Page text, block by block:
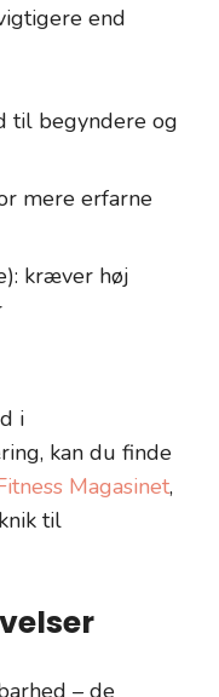
end
til begyndere og
mere erfarne
kræver høj
i
kan du finde
Magasinet,
til
– de